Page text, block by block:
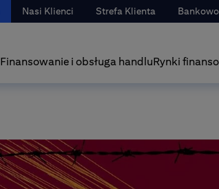
Nasi Klienci Strefa Klienta
Finansowanie i obsługa handluRynki